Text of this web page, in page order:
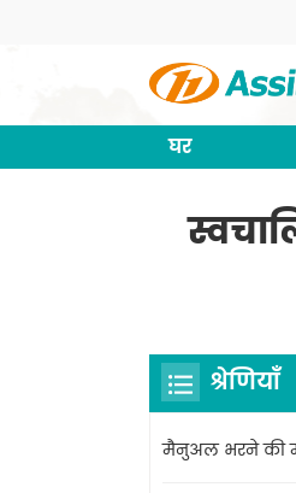
घर
श्रेणियाँ
मैनुअल भरने की